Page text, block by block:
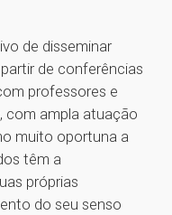
de disseminar
de conferências
professores e
com ampla atuação
muito oportuna a
têm a
próprias
do seu senso